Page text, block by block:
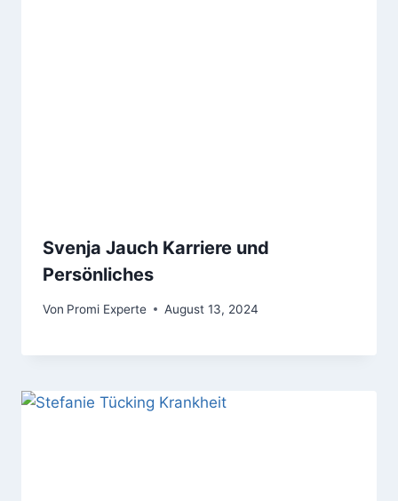
Svenja Jauch Karriere und
Persönliches
Von Promi Experte August 13, 2024